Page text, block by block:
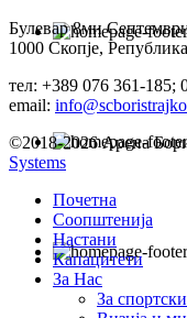
Булевар 8ми
1000 Скопје,
тел: +389 076 361-185;
email:
©2018-2026 Арена
Systems
Почетна
Соопштенија
Настани
Капацитети
За Нас
За